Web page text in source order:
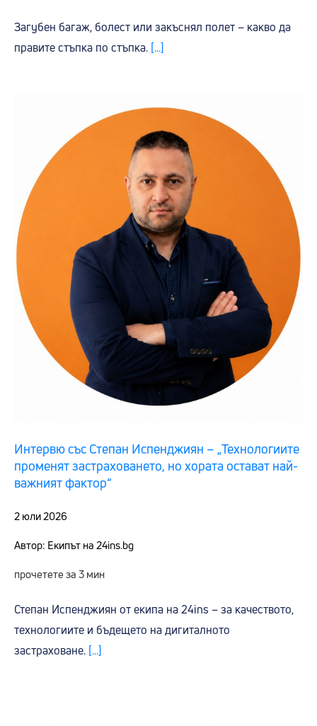
Загубен багаж, болест или закъснял полет – какво да
правите стъпка по стъпка. [...]
Интервю със Степан Испенджиян – „Технологиите
променят застраховането, но хората остават най-
важният фактор“
2 юли 2026
Автор: Екипът на 24ins.bg
прочетете за 3 мин
Степан Испенджиян от екипа на 24ins – за качеството,
технологиите и бъдещето на дигиталното
застраховане. [...]